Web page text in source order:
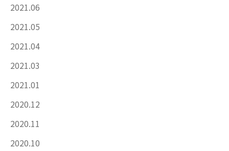
2021.06
2021.05
2021.04
2021.03
2021.01
2020.12
2020.11
2020.10